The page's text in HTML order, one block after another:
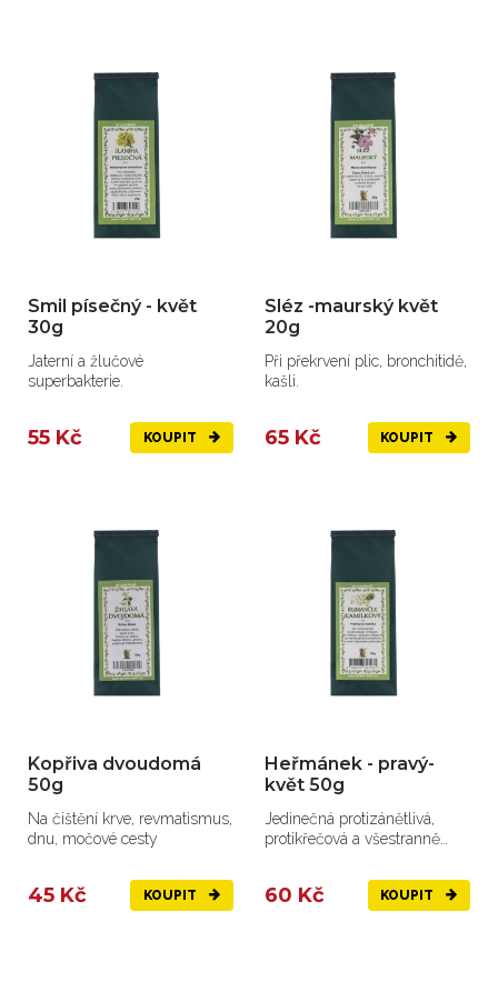
Smil písečný - květ
30g
Jaterní a žlučové
superbakterie.
55 Kč KOUPIT
Sléz -maurský květ
20g
Při překrvení plic, bronchitidě,
kašli.
65 Kč KOUPIT
Kopřiva dvoudomá
50g
Na čištění krve, revmatismus,
dnu, močové cesty
45 Kč KOUPIT
Heřmánek - pravý-
květ 50g
Jedinečná protizánětlivá,
protikřečová a všestranně
60 Kč KOUPIT